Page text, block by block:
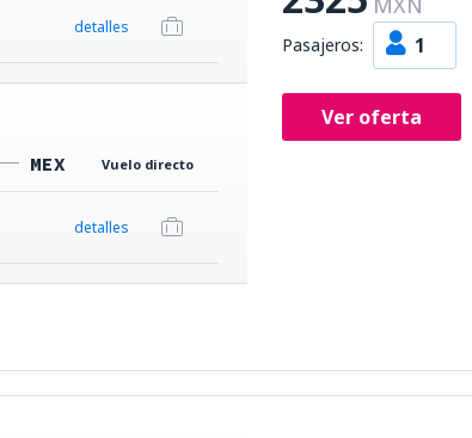
Pasajeros: 1
Ver oferta
detalles
MEX Vuelo directo
detalles